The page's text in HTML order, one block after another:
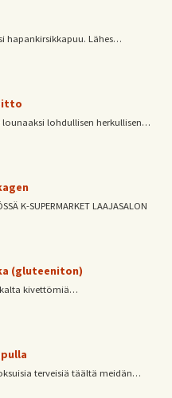
hapankirsikkapuu. Lähes…
lounaaksi lohdullisen herkullisen…
K-SUPERMARKET LAAJASALON
(gluteeniton)
kivettömiä…
terveisiä täältä meidän…